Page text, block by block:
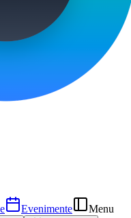
Evenimente Menu